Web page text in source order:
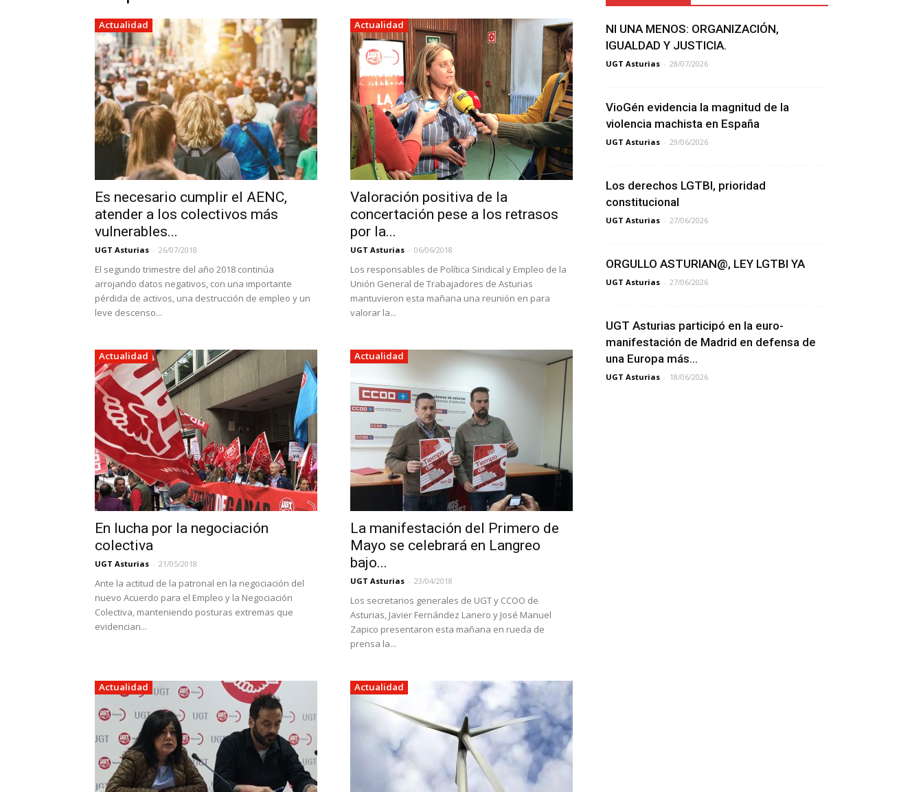
Actualidad
Es necesario cumplir el AENC,
atender a los colectivos más
vulnerables...
UGT Asturias - 26/07/2018
El segundo trimestre del año 2018 continúa
arrojando datos negativos, con una importante
pérdida de activos, una destrucción de empleo y un
leve descenso...
Actualidad
Valoración positiva de la
concertación pese a los retrasos
por la...
UGT Asturias - 06/06/2018
Los responsables de Política Sindical y Empleo de la
Unión General de Trabajadores de Asturias
mantuvieron esta mañana una reunión en para
valorar la...
Actualidad
En lucha por la negociación
colectiva
UGT Asturias - 21/05/2018
Ante la actitud de la patronal en la negociación del
nuevo Acuerdo para el Empleo y la Negociación
Colectiva, manteniendo posturas extremas que
evidencian...
Actualidad
La manifestación del Primero de
Mayo se celebrará en Langreo
bajo...
UGT Asturias - 23/04/2018
Los secretarios generales de UGT y CCOO de
Asturias, Javier Fernández Lanero y José Manuel
Zapico presentaron esta mañana en rueda de
prensa la...
Actualidad Actualidad
NI UNA MENOS: ORGANIZACIÓN,
IGUALDAD Y JUSTICIA.
UGT Asturias - 28/07/2026
VioGén evidencia la magnitud de la
violencia machista en España
UGT Asturias - 29/06/2026
Los derechos LGTBI, prioridad
constitucional
UGT Asturias - 27/06/2026
ORGULLO ASTURIAN@, LEY LGTBI YA
UGT Asturias - 27/06/2026
UGT Asturias participó en la euro-
manifestación de Madrid en defensa de
una Europa más...
UGT Asturias - 18/06/2026